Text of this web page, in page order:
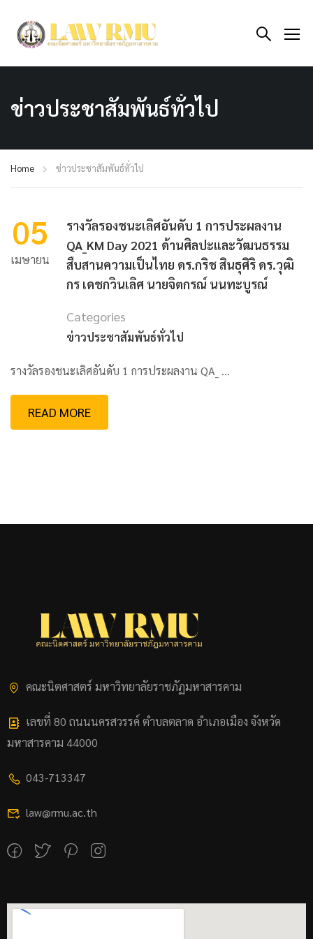
ข่าวประชาสัมพันธ์ทั่วไป
Home ข่าวประชาสัมพันธ์ทั่วไป
05
เมษายน
รางวัลรองชนะเลิศอันดับ 1 การประผลงาน
QA_KM Day 2021 ด้านศิลปะและวัฒนธรรม
สืบสานความเป็นไทย ดร.กริช สินธุศิริ ดร.วุฒิ
กร เดชกวินเลิศ นายจิตกรณ์ นนทะบูรณ์
Categories
ข่าวประชาสัมพันธ์ทั่วไป
รางวัลรองชนะเลิศอันดับ 1 การประผลงาน QA_ …
READ MORE
คณะนิตศาสตร์ มหาวิทยาลัยราชภัฏมหาสารคาม
เลขที่ 80 ถนนนครสวรรค์ ตำบลตลาด อำเภอเมือง จังหวัด
มหาสารคาม 44000
043-713347
law@rmu.ac.th